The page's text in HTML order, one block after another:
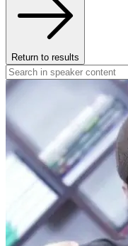
Return to results